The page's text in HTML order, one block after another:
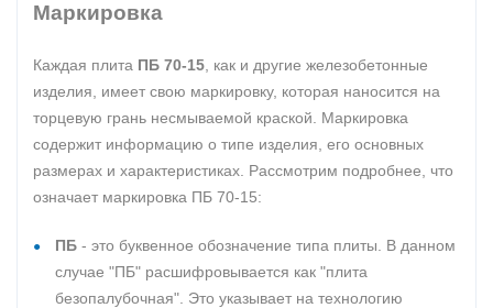
Маркировка
Каждая плита ПБ 70-15 , как и другие железобетонные
изделия, имеет свою маркировку, которая наносится на
торцевую грань несмываемой краской. Маркировка
содержит информацию о типе изделия, его основных
размерах и характеристиках. Рассмотрим подробнее, что
означает маркировка ПБ 70-15:
ПБ - это буквенное обозначение типа плиты. В данном
случае "ПБ" расшифровывается как "плита
безопалубочная". Это указывает на технологию